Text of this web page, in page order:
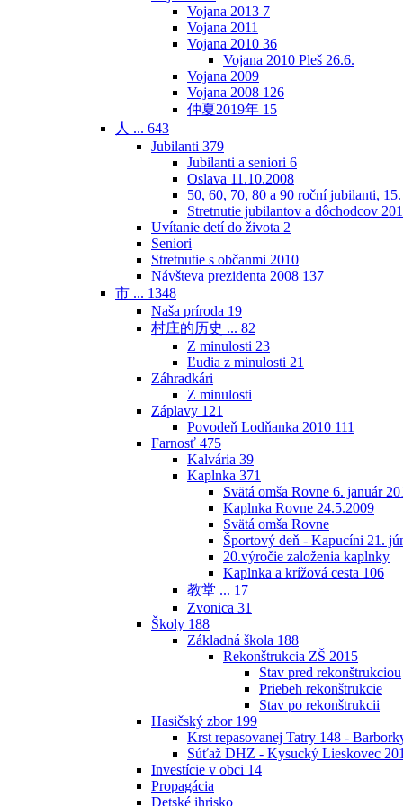
Vojana 2013 7
Vojana 2011
Vojana 2010 36
Vojana 2010 Pleš 26.6.
Vojana 2009
Vojana 2008 126
仲夏2019年 15
人 ... 643
Jubilanti 379
Jubilanti a seniori 6
Oslava 11.10.2008
50, 60, 70, 80 a 90 roční jubilanti,
Stretnutie jubilantov a dôchodcov
Uvítanie detí do života 2
Seniori
Stretnutie s občanmi 2010
Návšteva prezidenta 2008 137
市 ... 1348
Naša príroda 19
村庄的历史 ... 82
Z minulosti 23
Ľudia z minulosti 21
Záhradkári
Z minulosti
Záplavy 121
Povodeň Lodňanka 2010 111
Farnosť 475
Kalvária 39
Kaplnka 371
Svätá omša Rovne 6. január
Kaplnka Rovne 24.5.2009
Svätá omša Rovne
Športový deň - Kapucíni 21.
20.výročie založenia kaplnky
Kaplnka a krížová cesta 106
教堂 ... 17
Zvonica 31
Školy 188
Základná škola 188
Rekonštrukcia ZŠ 2015
Stav pred rekonštrukciou
Priebeh rekonštrukcie
Stav po rekonštrukcii
Hasičský zbor 199
Krst repasovanej Tatry 148 -
Súťaž DHZ - Kysucký Lieskovec
Investície v obci 14
Propagácia
Detské ihrisko